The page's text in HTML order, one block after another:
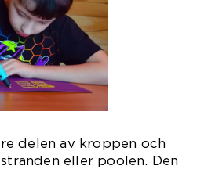
delen av kroppen och
eller poolen. Den